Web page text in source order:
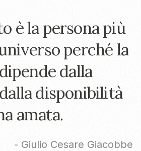
è la persona più
perché la
dalla
disponibilità
amata.
- Giulio Cesare Giacobbe